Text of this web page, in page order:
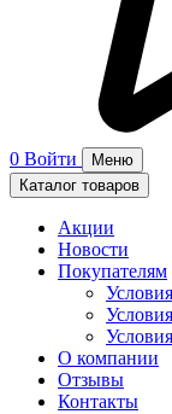
0 Войти
Меню
Каталог товаров
Акции
Новости
Покупателям
О компании
Отзывы
Контакты